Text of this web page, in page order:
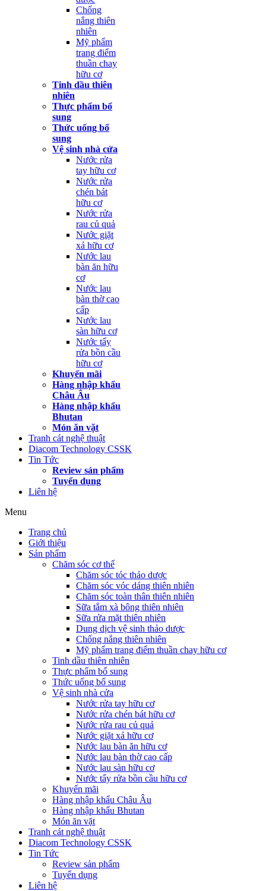
Chống
nắng thiên
nhiên
Mỹ phẩm
trang điểm
thuần chay
hữu cơ
Tinh dầu thiên
nhiên
Thực phẩm bổ
sung
Thức uống bổ
sung
Vệ sinh nhà cửa
Nước rửa
tay hữu cơ
Nước rửa
chén bát
hữu cơ
Nước rửa
rau củ quả
Nước giặt
xả hữu cơ
Nước lau
bàn ăn hữu
cơ
Nước lau
bàn thờ cao
cấp
Nước lau
sàn hữu cơ
Nước tẩy
rửa bồn cầu
hữu cơ
Khuyến mãi
Hàng nhập khẩu
Châu Âu
Hàng nhập khẩu
Bhutan
Món ăn vặt
Tranh cát nghệ thuật
Diacom Technology CSSK
Tin Tức
Review sản phẩm
Tuyển dụng
Liên hệ
Menu
Trang chủ
Giới thiệu
Sản phẩm
Chăm sóc cơ thể
Chăm sóc tóc thảo dược
Chăm sóc vóc dáng thiên nhiên
Chăm sóc toàn thân thiên nhiên
Sữa tắm xà bông thiên nhiên
Sữa rửa mặt thiên nhiên
Dung dịch vệ sinh thảo dược
Chống nắng thiên nhiên
Mỹ phẩm trang điểm thuần chay hữu cơ
Tinh dầu thiên nhiên
Thực phẩm bổ sung
Thức uống bổ sung
Vệ sinh nhà cửa
Nước rửa tay hữu cơ
Nước rửa chén bát hữu cơ
Nước rửa rau củ quả
Nước giặt xả hữu cơ
Nước lau bàn ăn hữu cơ
Nước lau bàn thờ cao cấp
Nước lau sàn hữu cơ
Nước tẩy rửa bồn cầu hữu cơ
Khuyến mãi
Hàng nhập khẩu Châu Âu
Hàng nhập khẩu Bhutan
Món ăn vặt
Tranh cát nghệ thuật
Diacom Technology CSSK
Tin Tức
Review sản phẩm
Tuyển dụng
Liên hệ